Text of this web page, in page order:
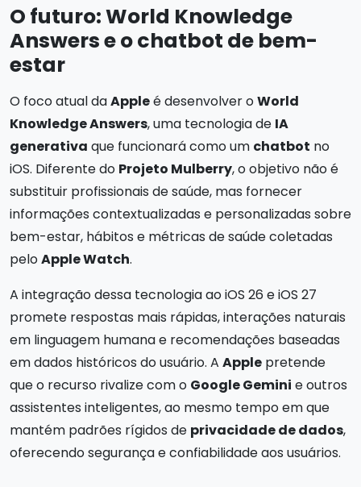
O futuro: World Knowledge
Answers e o chatbot de bem-
estar
O foco atual daAppleé desenvolver oWorld
Knowledge Answers, uma tecnologia de IA
generativa que funcionará como um chatbot no
iOS. Diferente do Projeto Mulberry, o objetivo não é
substituir profissionais de saúde, mas fornecer
informações contextualizadas e personalizadas sobre
bem-estar, hábitos e métricas de saúde coletadas
peloApple Watch.
A integração dessa tecnologia ao iOS 26 e iOS 27
promete respostas mais rápidas, interações naturais
em linguagem humana e recomendações baseadas
em dados históricos do usuário. A Apple pretende
que o recurso rivalize com o Google Gemini e outros
assistentes inteligentes, ao mesmo tempo em que
mantém padrões rígidos de privacidade de dados,
oferecendo segurança e confiabilidade aos usuários.